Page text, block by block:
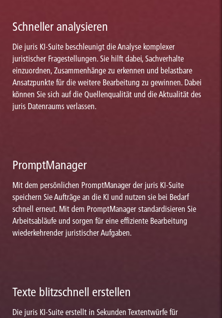
Schneller analysieren
Die juris KI-Suite beschleunigt die Analyse komplexer
juristischer Fragestellungen. Sie hilft dabei, Sachverhalte
einzuordnen, Zusammenhänge zu erkennen und belastbare
Ansatzpunkte für die weitere Bearbeitung zu gewinnen. Dabei
können Sie sich auf die Quellenqualität und die Aktualität des
juris Datenraums verlassen.
PromptManager
Mit dem persönlichen PromptManager der juris KI-Suite
speichern Sie Aufträge an die KI und nutzen sie bei Bedarf
schnell erneut. Mit dem PromptManager standardisieren Sie
Arbeitsabläufe und sorgen für eine effiziente Bearbeitung
wiederkehrender juristischer Aufgaben.
Texte blitzschnell erstellen
Die juris KI-Suite erstellt in Sekunden Textentwürfe für